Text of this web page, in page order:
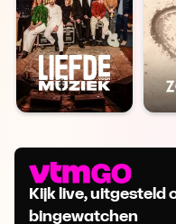
Kijk live, uitgesteld
bingewatchen